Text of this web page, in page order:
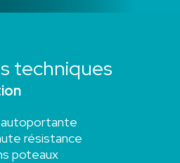
techniques
résistance
poteaux